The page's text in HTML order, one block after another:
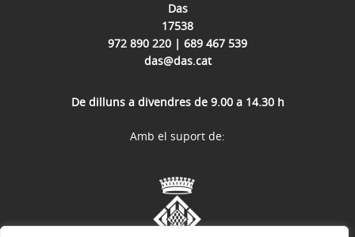
Das
17538
972 890 220 | 689 467 539
das@das.cat
De dilluns a divendres de 9.00 a 14.30 h
Amb el suport de: